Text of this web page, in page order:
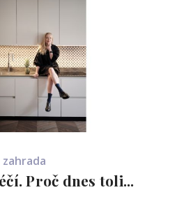
zahrada
Proč dnes toli...